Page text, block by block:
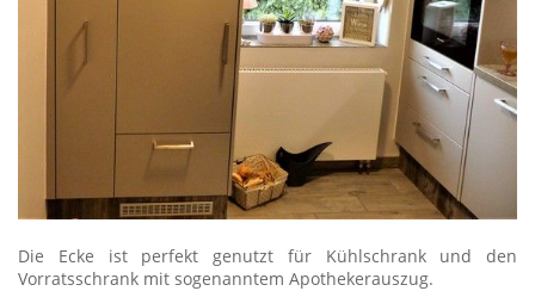
Die Ecke ist perfekt genutzt für Kühlschrank und den
Vorratsschrank mit sogenanntem Apothekerauszug.